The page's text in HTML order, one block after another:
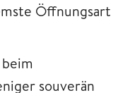
Öffnungsart
souverän